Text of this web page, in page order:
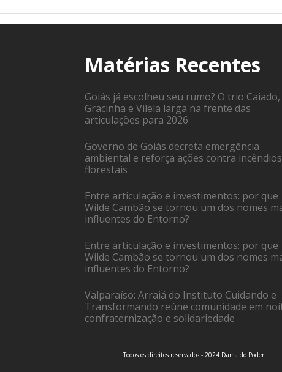
Matérias Recentes
Goiás já escolheu seu rumo? O trio Caiado,
Gracinha e Vilela larga na frente das
articulações para 2026
Governo de Goiás decreta emergência
ambiental e reforça ações contra incêndios
florestais
Entre articulação e investimentos: por que
Wilde Cambão se tornou um dos nomes
influentes do Entorno?
Entre articulação e investimentos: por que
Wilde Cambão se tornou um dos nomes
influentes do Entorno?
Valparaíso: Arraiá do Instituto Cuidando e
Transformando reúne comunidade em
confraternização e solidariedade
Todos os direitos reservados - 2024 Dama do Poder